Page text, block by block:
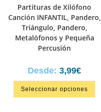
Partituras de Xilófono
Canción INFANTIL, Pandero,
Triángulo, Pandero,
Metalófonos y Pequeña
Percusión
Desde: 3,99€
Seleccionar opciones